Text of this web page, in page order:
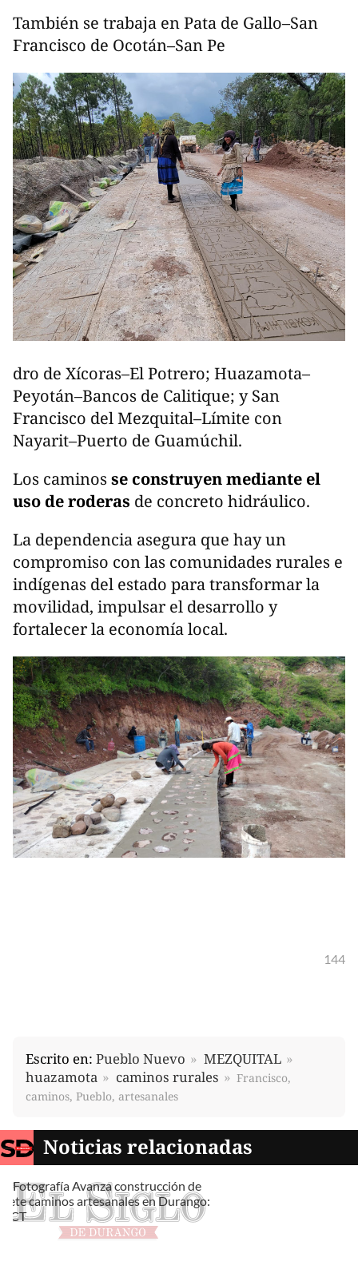
También se trabaja en Pata de Gallo–San
Francisco de Ocotán–San Pe
dro de Xícoras–El Potrero; Huazamota–
Peyotán–Bancos de Calitique; y San
Francisco del Mezquital–Límite con
Nayarit–Puerto de Guamúchil.
Los caminos se construyen mediante el
uso de roderas de concreto hidráulico.
La dependencia asegura que hay un
compromiso con las comunidades rurales e
indígenas del estado para transformar la
movilidad, impulsar el desarrollo y
fortalecer la economía local.
144
Escrito en: Pueblo Nuevo
MEZQUITAL
huazamota
caminos rurales
Francisco,
caminos, Pueblo, artesanales
Noticias relacionadas